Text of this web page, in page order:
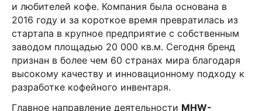
и любителей кофе. Компания была основана в
2016 году и за короткое время превратилась из
стартапа в крупное предприятие с собственным
заводом площадью 20 000 кв.м. Сегодня бренд
признан в более чем 60 странах мира благодаря
высокому качеству и инновационному подходу к
разработке кофейного инвентаря.
Главное направление деятельности MHW-